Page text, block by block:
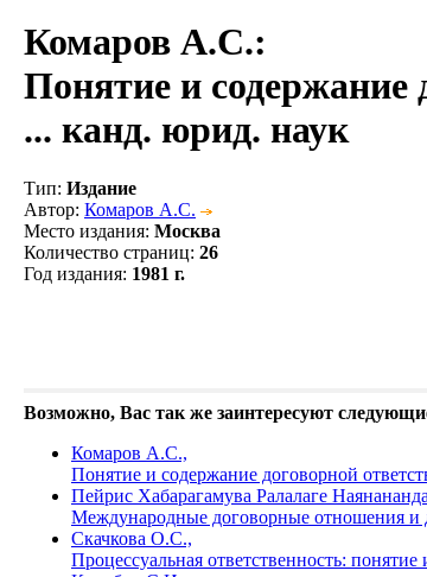
Комаров А.С.:
Понятие и
... канд. юрид. наук
Тип: Издание
Автор: Комаров А.С.
Место издания: Москва
Количество страниц: 26
Год издания: 1981 г.
Возможно, Вас так же заинтересуют
Комаров А.С.,
Понятие и содержание договорной
Пейрис Хабарагамува Ралалаге
Международные договорные отношения и
Скачкова О.С.,
Процессуальная ответственность: